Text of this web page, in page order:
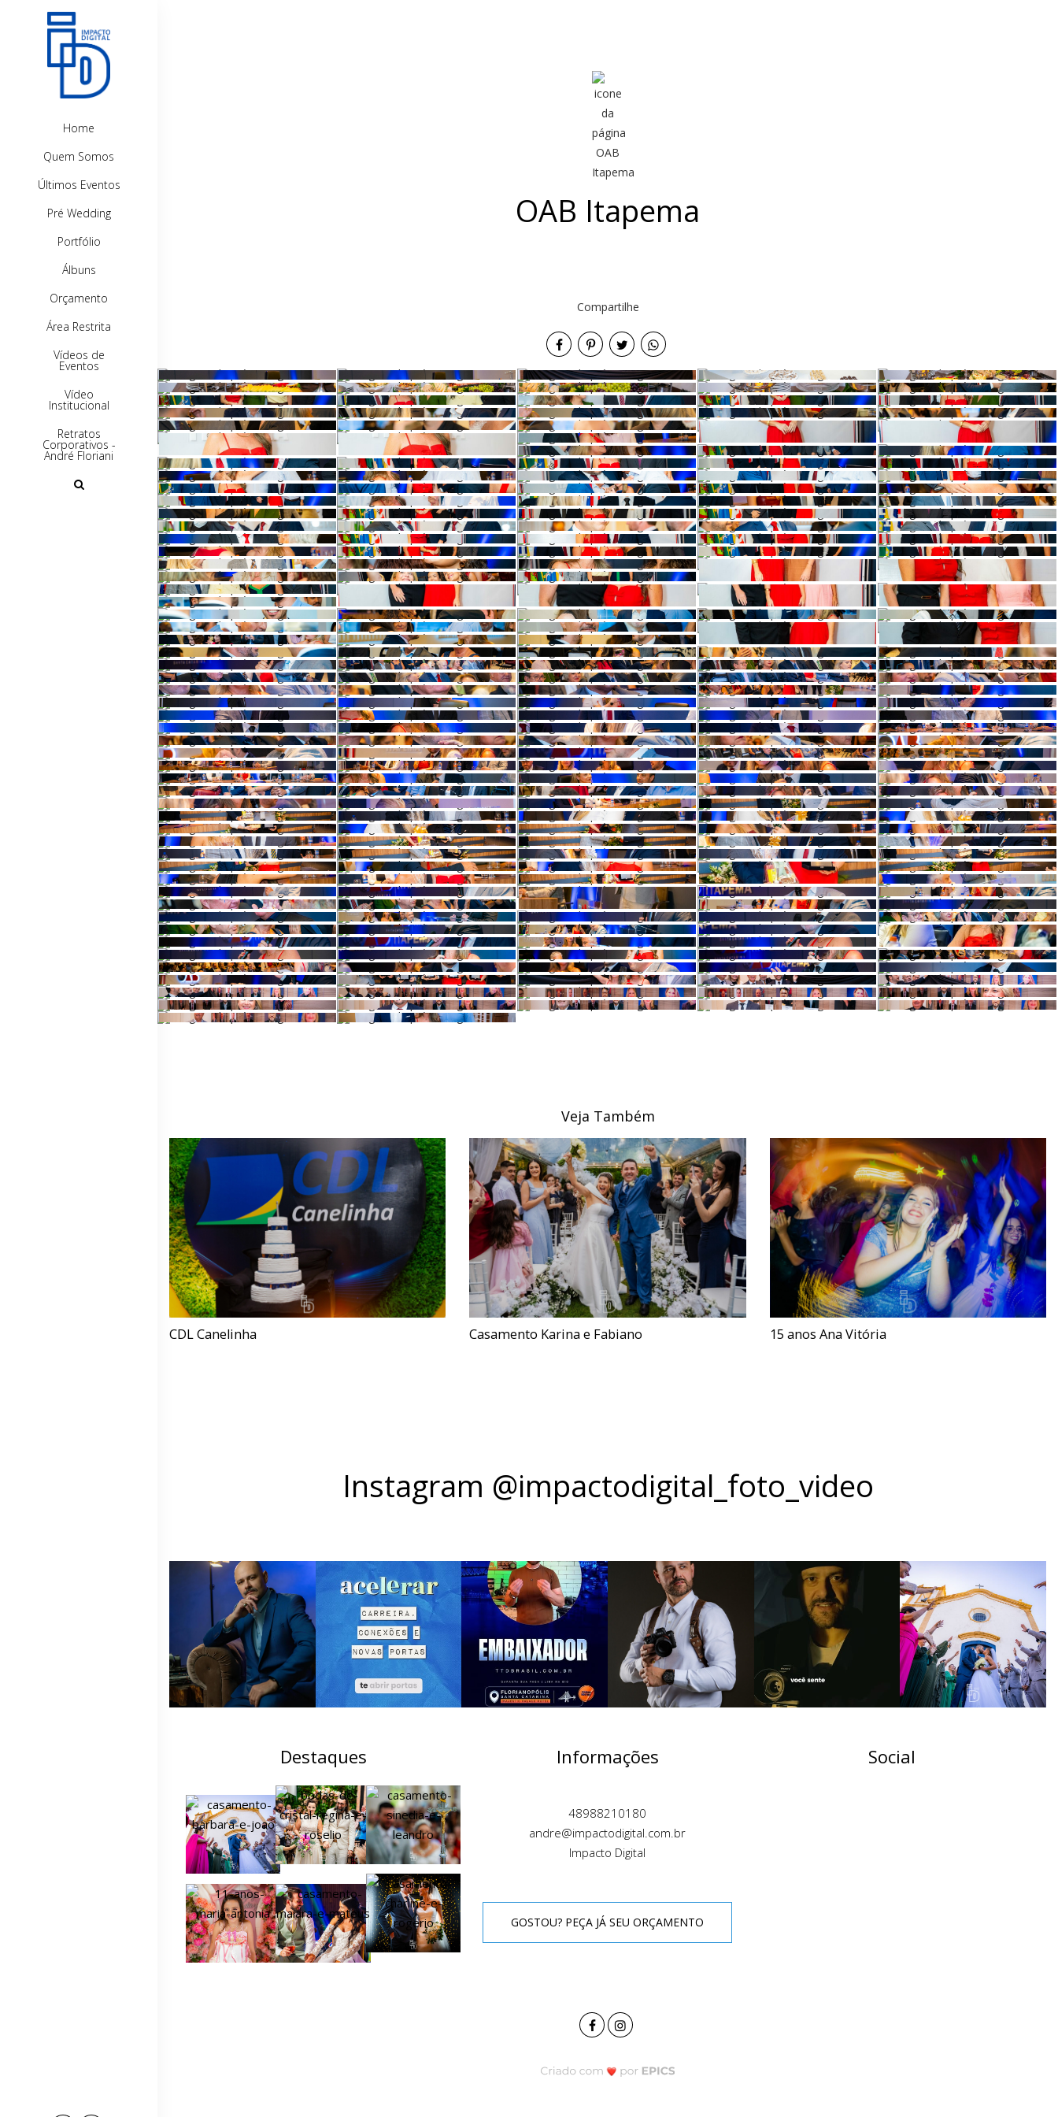
Home
Quem Somos
Últimos Eventos
Pré Wedding
Portfólio
Álbuns
Orçamento
Área Restrita
Vídeos de
Eventos
Vídeo
Institucional
Retratos
Corporativos -
André Floriani
OAB Itapema
Compartilhe
Veja Também
CDL Canelinha Casamento Karina e Fabiano 15 anos Ana Vitória
Instagram @impactodigital_foto_video
Destaques Informações
48988210180
andre@impactodigital.com.br
Impacto Digital
GOSTOU? PEÇA JÁ SEU ORÇAMENTO
Social